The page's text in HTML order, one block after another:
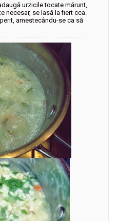
urzicile tocate mărunt,
necesar, se lasă la fiert cca.
amestecându-se ca să